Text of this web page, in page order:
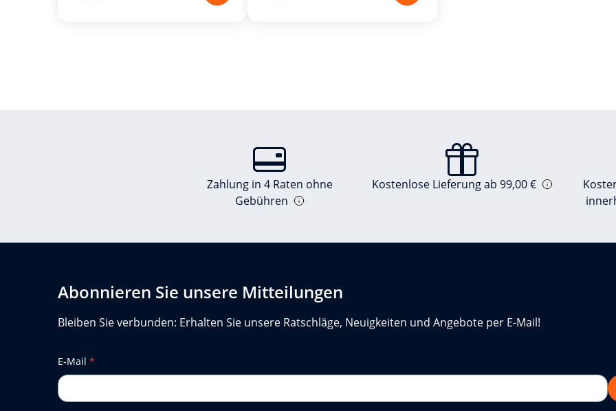
Zahlung in 4 Raten ohne
Gebühren
Kostenlose Lieferung ab 99,00 €
Abonnieren Sie unsere Mitteilungen
Bleiben Sie verbunden: Erhalten Sie unsere Ratschläge, Neuigkeiten und Angebote per E-Mail!
E-Mail *